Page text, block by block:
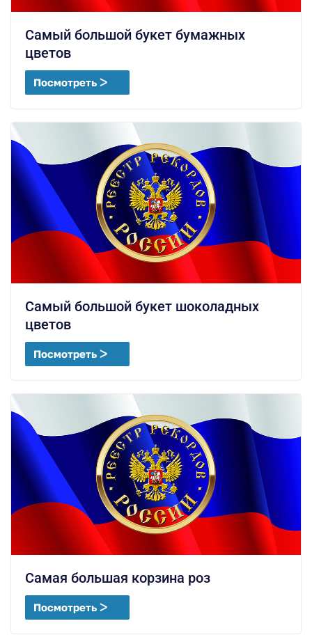
Самый большой букет бумажных
цветов
Посмотреть ᐳ
Самый большой букет шоколадных
цветов
Посмотреть ᐳ
Самая большая корзина роз
Посмотреть ᐳ